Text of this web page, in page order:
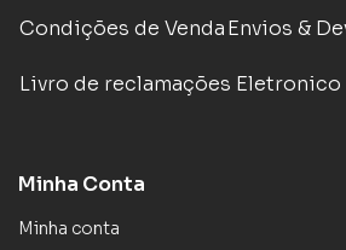
Condições de VendaEnvios &
Livro de reclamações Eletronico
Minha Conta
Minha conta